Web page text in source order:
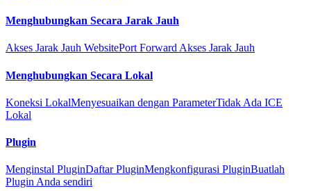
Menghubungkan Secara Jarak Jauh
Akses Jarak Jauh WebsitePort Forward Akses Jarak Jauh
Menghubungkan Secara Lokal
Koneksi LokalMenyesuaikan dengan ParameterTidak Ada ICE
Lokal
Plugin
Menginstal PluginDaftar PluginMengkonfigurasi PluginBuatlah
Plugin Anda sendiri